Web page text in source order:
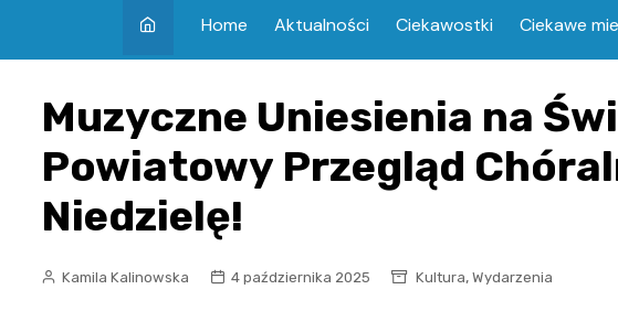
Home Aktualności Ciekawostki Ciekawe
Muzyczne Uniesienia na
Powiatowy Przegląd
Niedzielę!
Kamila Kalinowska 4 października 2025 Kultura, Wydarzenia